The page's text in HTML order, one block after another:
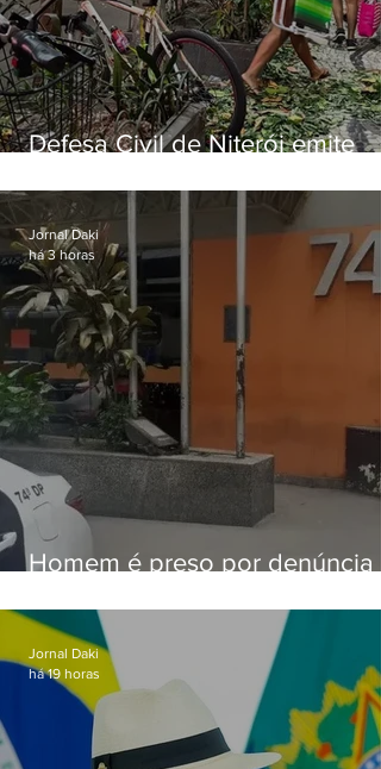
Defesa Civil de Niterói emite
sexta-feira (07)
Homem é preso por denúncia
Alcântara
Jornal Daki
há 3 horas
Jornal Daki
há 19 horas